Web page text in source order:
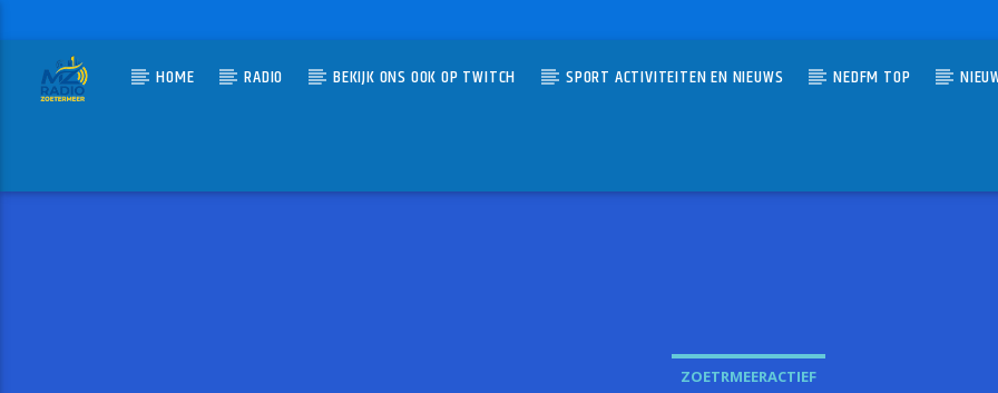
HOME RADIO BEKIJK ONS OOK OP TWITCH SPORT ACTIVITEITEN EN NIEUWS NEDFM TOP
ZOETRMEERACTIEF